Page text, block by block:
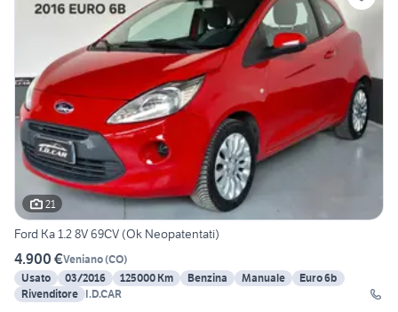
21
Ford Ka 1.2 8V 69CV (Ok Neopatentati)
4.900 €Veniano(CO)
Usato
03/2016 125000 Km Benzina Manuale
Euro 6b
Rivenditore I.D.CAR